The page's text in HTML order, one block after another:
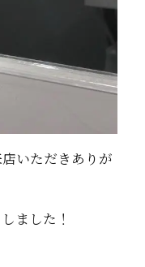
いただきありが
ました！